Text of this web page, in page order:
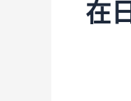
在